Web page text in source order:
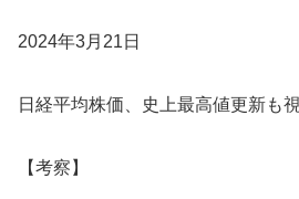
2024年3月21日
日経平均株価、史上最高値更新も
【考察】